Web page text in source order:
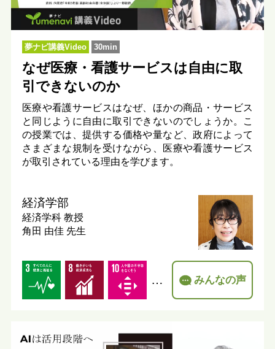
夢ナビ講義Video 30min
なぜ医療・看護サービスは自由に取
引できないのか
医療や看護サービスはなぜ、ほかの商品・サービス
と同じように自由に取引できないのでしょうか。こ
の授業では、提供する価格や量など、政府によって
さまざまな規制を受けながら、医療や看護サービス
が取引されている理由を学びます。
経済学部
経済学科 教授
角田 由佳 先生
… みんなの声